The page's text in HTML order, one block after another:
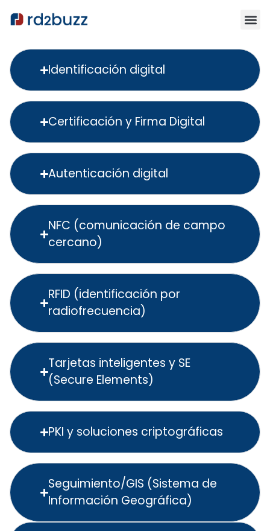
Identificación digital
Certificación y Firma Digital
Autenticación digital
NFC (comunicación de campo
cercano)
RFID (identificación por
radiofrecuencia)
Tarjetas inteligentes y SE
(Secure Elements)
PKI y soluciones criptográficas
Seguimiento/GIS (Sistema de
Información Geográfica)